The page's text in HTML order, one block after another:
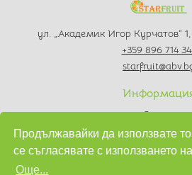
Продължавайки да използвате
се съгласявате с използването
Още...
ул. „Академик Игор Курчатов“
+359 896 714
За нас
Контакти
Политика за